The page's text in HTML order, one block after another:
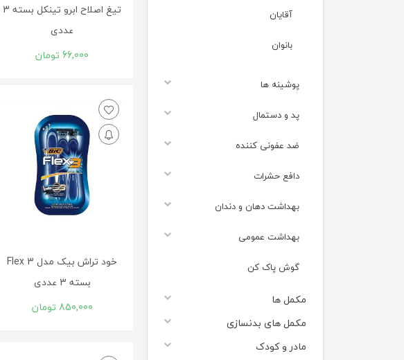
آقایان
بانوان
پوشینه ها
پد و دستمال
ضد عفونی کننده
دافع حشرات
بهداشت دهان و دندان
بهداشت عمومی
گوش پاک کن
مکمل ها
مکمل های بدنسازی
مادر و کودک
تیغ اصلاح ابرو تینکل بسته 3
عددی
66,000تومان
خود تراش بیک مدل Flex 3
بسته 3 عددی
850,000 تومان